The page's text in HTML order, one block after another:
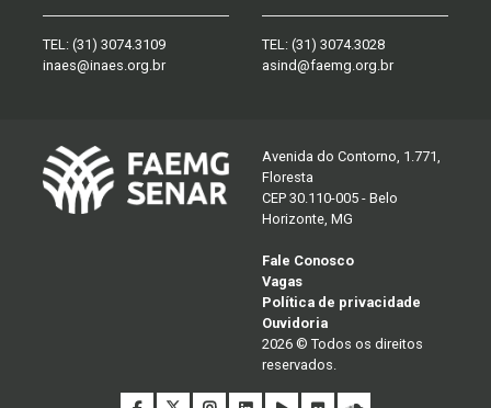
TEL: (31) 3074.3109
inaes@inaes.org.br
TEL: (31) 3074.3028
asind@faemg.org.br
Avenida do Contorno, 1.771,
Floresta
CEP 30.110-005 - Belo
Horizonte, MG
Fale Conosco
Vagas
Política de privacidade
Ouvidoria
2026 © Todos os direitos
reservados.